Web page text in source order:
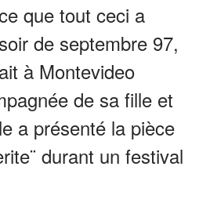
que tout ceci a
de septembre 97,
à Montevideo
de sa fille et
a présenté la pièce
durant un festival